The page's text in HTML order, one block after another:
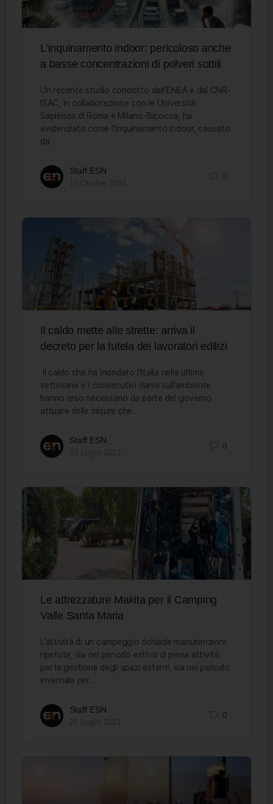
L’inquinamento indoor: pericoloso anche
a basse concentrazioni di polveri sottili
Un recente studio condotto dall’ENEA e dal CNR-
ISAC, in collaborazione con le Università
Sapienza di Roma e Milano-Bicocca, ha
evidenziato come l’inquinamento indoor, causato
da…
Staff ESN
0
Il caldo mette alle strette: arriva il
decreto per la tutela dei lavoratori edilizi
Il caldo che ha inondato l’Italia nelle ultime
settimane e i consecutivi danni sull’ambiente
hanno reso necessario da parte del governo
attuare delle misure che…
Staff ESN
0
Le attrezzature Makita per il Camping
Valle Santa Maria
L’attività di un campeggio richiede manutenzioni
ripetute, sia nel periodo estivo di piena attività,
per la gestione degli spazi esterni, sia nel periodo
invernale per…
Staff ESN
0